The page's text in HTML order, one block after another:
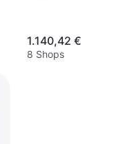
1.140,42 €
8 Shops